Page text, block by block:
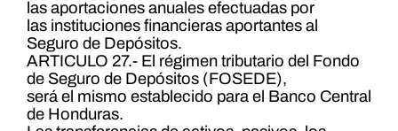
las aportaciones anuales efectuadas por
las instituciones financieras aportantes al
Seguro de Depósitos.
ARTICULO 27.- El régimen tributario del Fondo
de Seguro de Depósitos (FOSEDE),
será el mismo establecido para el Banco Central
de Honduras.